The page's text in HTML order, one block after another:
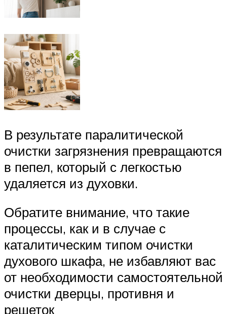
В результате паралитической
очистки загрязнения превращаются
в пепел, который с легкостью
удаляется из духовки.
Обратите внимание, что такие
процессы, как и в случае с
каталитическим типом очистки
духового шкафа, не избавляют вас
от необходимости самостоятельной
очистки дверцы, противня и
решеток